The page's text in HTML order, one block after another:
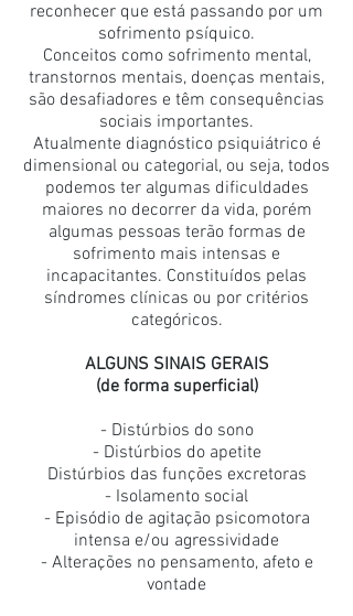
reconhecer que está passando por um
sofrimento psíquico.
Conceitos como sofrimento mental,
transtornos mentais, doenças mentais,
são desafiadores e têm consequências
sociais importantes.
Atualmente diagnóstico psiquiátrico é
dimensional ou categorial, ou seja, todos
podemos ter algumas dificuldades
maiores no decorrer da vida, porém
algumas pessoas terão formas de
sofrimento mais intensas e
incapacitantes. Constituídos pelas
síndromes clínicas ou por critérios
categóricos.
ALGUNS SINAIS GERAIS
(de forma superficial)
- Distúrbios do sono
- Distúrbios do apetite
Distúrbios das funções excretoras
- Isolamento social
- Episódio de agitação psicomotora
intensa e/ou agressividade
- Alterações no pensamento, afeto e
vontade